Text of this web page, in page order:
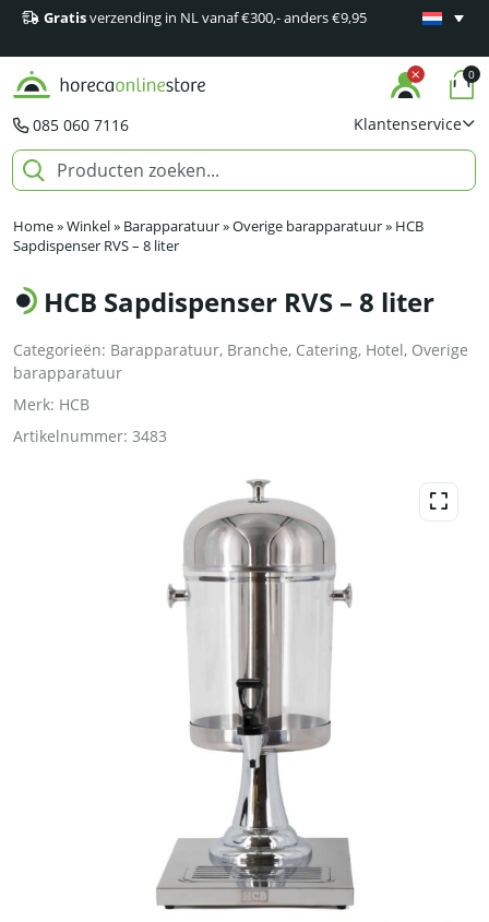
Gratisverzending in NL vanaf €300,- anders €9,95
Minimaal
085 060 7116 Klantenservice
0
Home»Winkel» Barapparatuur»Overige barapparatuur» HCB
Sapdispenser RVS – 8 liter
HCB Sapdispenser RVS – 8 liter
Categorieën: Barapparatuur, Branche, Catering, Hotel, Overige
barapparatuur
Merk: HCB
Artikelnummer: 3483